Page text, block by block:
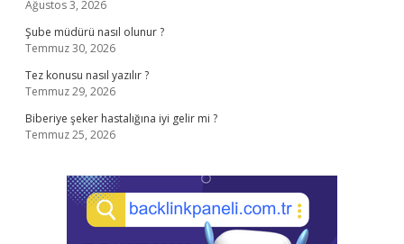
Ağustos 3, 2026
Şube müdürü nasıl olunur ?
Temmuz 30, 2026
Tez konusu nasıl yazılır ?
Temmuz 29, 2026
Biberiye şeker hastalığına iyi gelir mi ?
Temmuz 25, 2026